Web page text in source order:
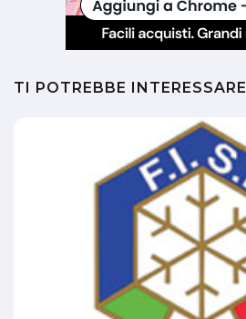
TI POTREBBE INTERESSARE